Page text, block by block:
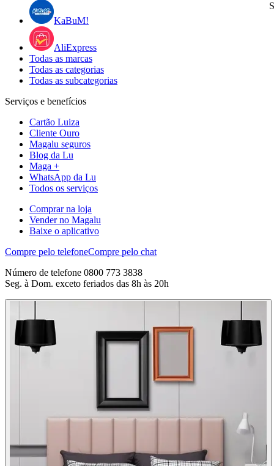
KaBuM!
AliExpress
Todas as marcas
Todas as categorias
Todas as subcategorias
Serviços e benefícios
Cartão Luiza
Cliente Ouro
Magalu seguros
Blog da Lu
Maga +
WhatsApp da Lu
Todos os serviços
Comprar na loja
Vender no Magalu
Baixe o aplicativo
Compre pelo telefoneCompre pelo chat
Número de telefone 0800 773 3838
Seg. à Dom. exceto feriados das 8h às 20h